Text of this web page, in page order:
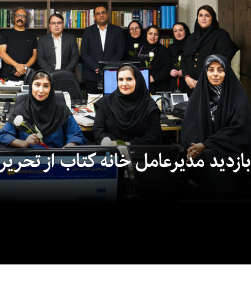
بازدید مدیرعامل خانه کتاب از